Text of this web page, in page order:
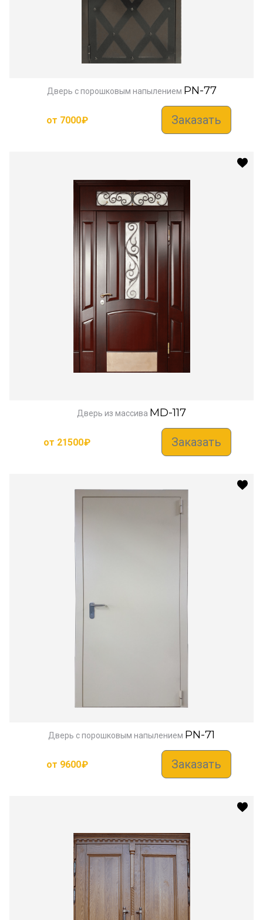
Дверь с порошковым напылением PN-77
от 7000₽ Заказать
Дверь из массива MD-117
от 21500₽ Заказать
Дверь с порошковым напылением PN-71
от 9600₽ Заказать